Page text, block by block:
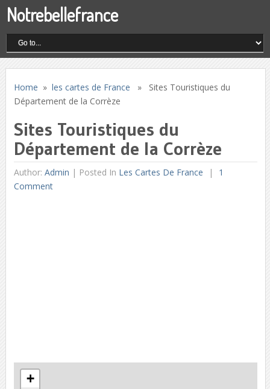
Notrebellefrance
Home » les cartes de France » Sites Touristiques du
Département de la Corrèze
Sites Touristiques du
Département de la Corrèze
Author: Admin | Posted In Les Cartes De France
1
Comment
+